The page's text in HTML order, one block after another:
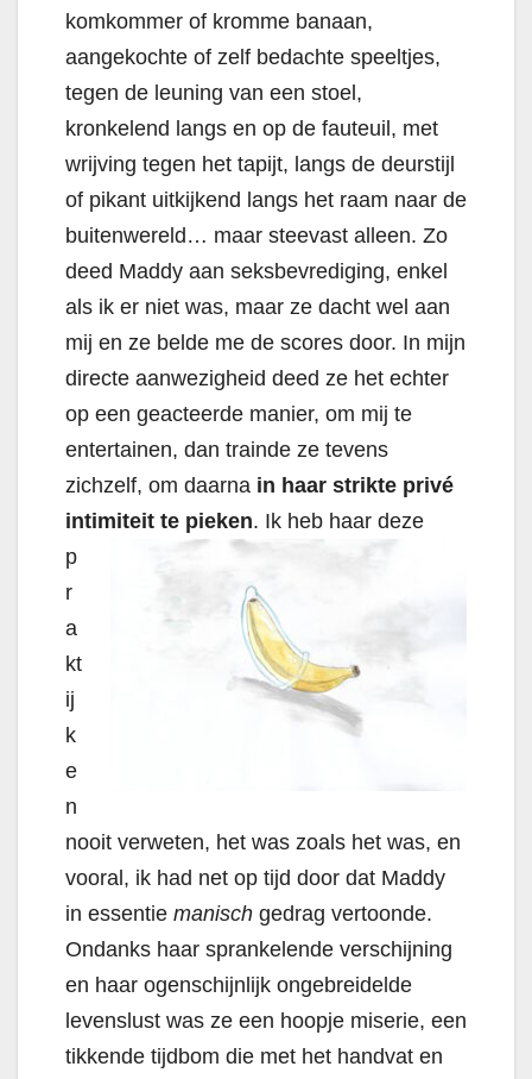
komkommer of kromme banaan,
aangekochte of zelf bedachte speeltjes,
tegen de leuning van een stoel,
kronkelend langs en op de fauteuil, met
wrijving tegen het tapijt, langs de deurstijl
of pikant uitkijkend langs het raam naar de
buitenwereld… maar steevast alleen. Zo
deed Maddy aan seksbevrediging, enkel
als ik er niet was, maar ze dacht wel aan
mij en ze belde me de scores door. In mijn
directe aanwezigheid deed ze het echter
op een geacteerde manier, om mij te
entertainen, dan trainde ze tevens
zichzelf, om daarna in haar strikte privé
intimiteit te pieken. Ik heb haar deze
p
r
a
kt
ij
k
e
n
nooit verweten, het was zoals het was, en
vooral, ik had net op tijd door dat Maddy
in essentie manisch gedrag vertoonde.
Ondanks haar sprankelende verschijning
en haar ogenschijnlijk ongebreidelde
levenslust was ze een hoopje miserie, een
tikkende tijdbom die met het handvat en